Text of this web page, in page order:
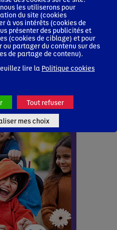
systematic review and qualitative
31, 633 (2023).
les utiliserons pour
du site (cookies
à vos intérêts (cookies de
présenter des publicités et
(cookies de ciblage) et pour
ou partager du contenu sur des
de partage de contenu).
lire la Politique cookies
Tout refuser
mes choix